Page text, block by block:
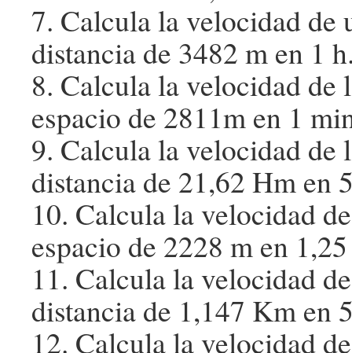
7. Calcula la velocidad de
distancia de 3482 m en 1
8. Calcula la velocidad de
espacio de 2811m en 1
9. Calcula la velocidad de
distancia de 21,62 Hm en
10. Calcula la velocidad
espacio de 2228 m en
11. Calcula la velocidad
distancia de 1,147 Km en
12. Calcula la velocidad